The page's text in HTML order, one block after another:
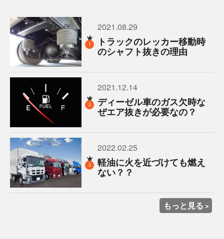
1
2021.08.29
トラックのレッカー移動時
のシャフト抜きの理由
2
2021.12.14
ディーゼル車のガス欠時な
ぜエア抜きが必要なの？
3
2022.02.25
軽油に火を近づけても燃え
ない？？
もっと見る